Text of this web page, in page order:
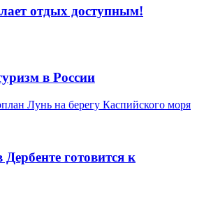
отдых доступным!
в России
готовится к